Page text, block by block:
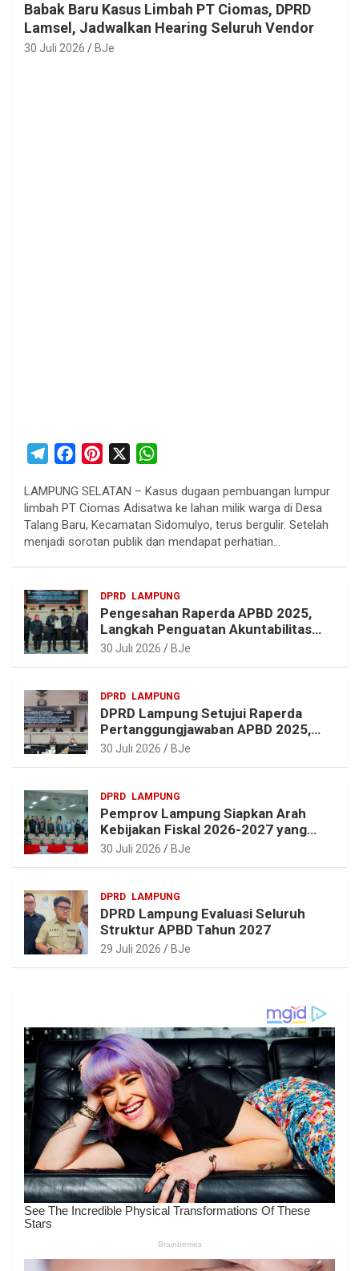
Babak Baru Kasus Limbah PT Ciomas, DPRD
Lamsel, Jadwalkan Hearing Seluruh Vendor
30 Juli 2026 BJe
l
e
g
m
c
e
b
k
n
t
e
s
t
a
t
s
p
LAMPUNG SELATAN – Kasus dugaan pembuangan lumpur
limbah PT Ciomas Adisatwa ke lahan milik warga di Desa
Talang Baru, Kecamatan Sidomulyo, terus bergulir. Setelah
menjadi sorotan publik dan mendapat perhatian…
DPRD LAMPUNG
Pengesahan Raperda APBD 2025,
Langkah Penguatan Akuntabilitas
dan Pembangunan Lampung
30 Juli 2026 BJe
DPRD LAMPUNG
DPRD Lampung Setujui Raperda
Pertanggungjawaban APBD 2025,
Beri Sejumlah Rekomendasi
30 Juli 2026 BJe
DPRD LAMPUNG
Pemprov Lampung Siapkan Arah
Kebijakan Fiskal 2026-2027 yang
Realistis dan Berkelanjutan
30 Juli 2026 BJe
DPRD LAMPUNG
DPRD Lampung Evaluasi Seluruh
Struktur APBD Tahun 2027
29 Juli 2026 BJe